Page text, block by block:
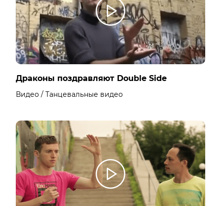
Драконы поздравляют Double Side
Видео / Танцевальные видео